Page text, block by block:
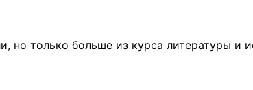
но только больше из курса литературы и